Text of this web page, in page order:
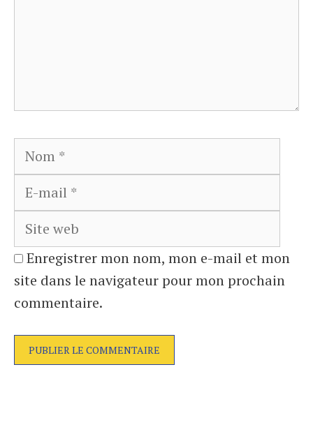
Nom
Enregistrer mon nom, mon e-mail et mon
site dans le navigateur pour mon prochain
commentaire.